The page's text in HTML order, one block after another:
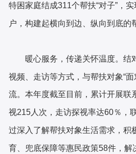
特困家庭结成311个帮扶“对子”，
户，构建起横向到边、纵向到底的
暖心服务，传递关怀温度。结
视频、走访等方式，与帮扶对象“
流。本年度截至目前，累计开展联
视215人次，走访探视率达60％，
过深入了解帮扶对象生活需求，积
育、兜底保障等惠民政策58件，解